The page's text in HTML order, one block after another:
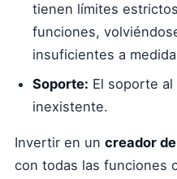
tienen límites
funciones,
insuficientes a
Soporte: El soporte
inexistente.
Invertir en un creador
con todas las funciones